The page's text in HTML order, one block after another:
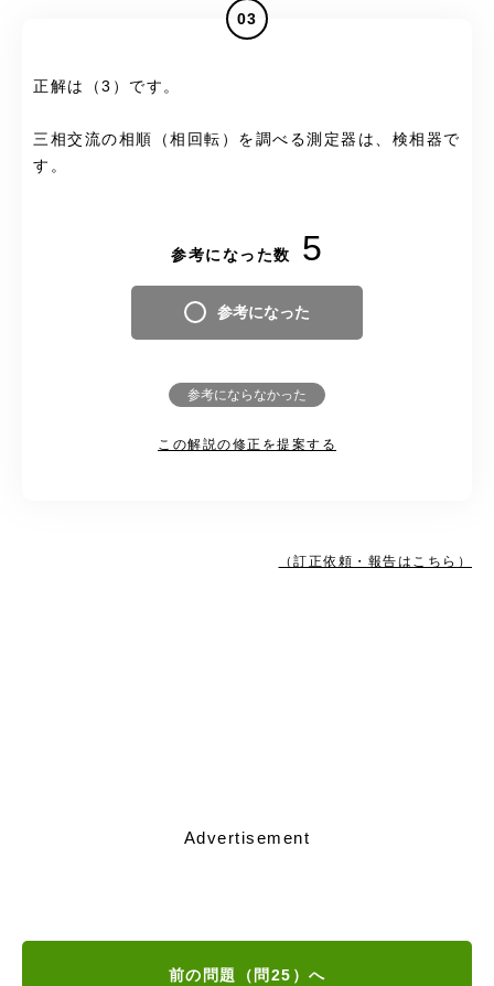
03
正解は（3）です。
三相交流の相順（相回転）を調べる測定器は、検相器で
す。
参考になった数 5
参考になった
参考にならなかった
この解説の修正を提案する
（訂正依頼・報告はこちら）
Advertisement
前の問題（問25）へ